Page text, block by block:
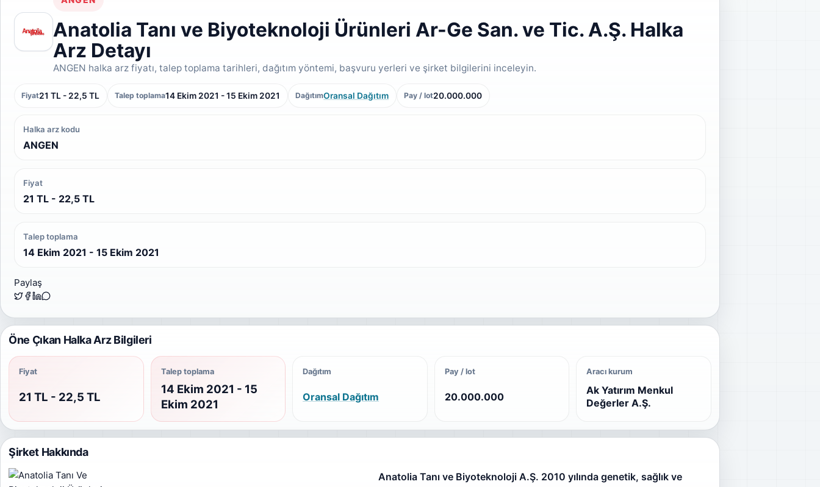
Anatolia Tanı ve Biyoteknoloji Ürünleri Ar-Ge San. ve Tic. A.Ş. Halka
Arz Detayı
ANGEN halka arz fiyatı, talep toplama tarihleri, dağıtım yöntemi, başvuru yerleri ve şirket bilgilerini inceleyin.
Fiyat21 TL - 22,5 TL Talep toplama14 Ekim 2021 - 15 Ekim 2021 DağıtımOransal Dağıtım Pay / lot20.000.000
Halka arz kodu
ANGEN
Fiyat
21 TL - 22,5 TL
Talep toplama
14 Ekim 2021 - 15 Ekim 2021
Paylaş
Öne Çıkan Halka Arz Bilgileri
Fiyat
21 TL - 22,5 TL
Talep toplama
14 Ekim 2021 - 15
Ekim 2021
Dağıtım
Oransal Dağıtım
Pay / lot
20.000.000
Aracı kurum
Ak Yatırım Menkul
Değerler A.Ş.
Şirket Hakkında
Anatolia Tanı ve Biyoteknoloji A.Ş. 2010 yılında genetik, sağlık ve